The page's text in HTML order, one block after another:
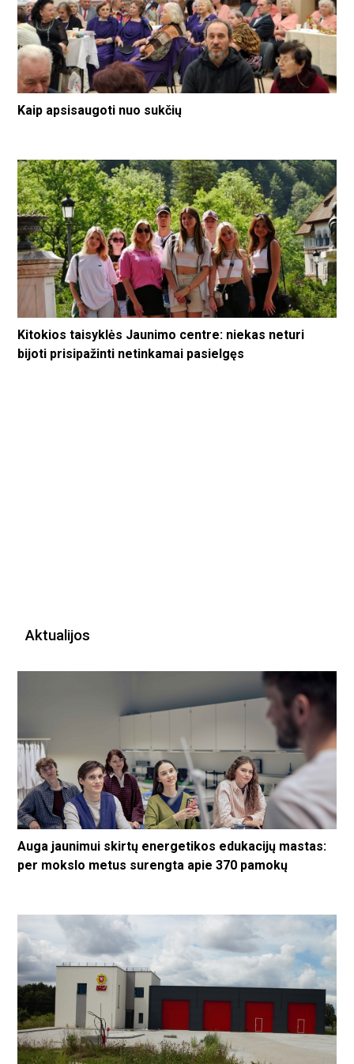
Kaip apsisaugoti nuo sukčių
Kitokios taisyklės Jaunimo centre: niekas neturi
bijoti prisipažinti netinkamai pasielgęs
Aktualijos
Auga jaunimui skirtų energetikos edukacijų mastas:
per mokslo metus surengta apie 370 pamokų